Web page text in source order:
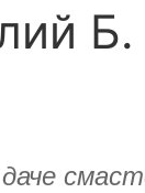
Б.